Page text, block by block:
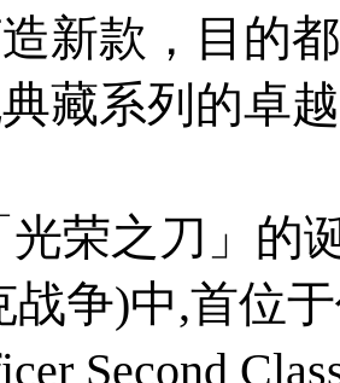
新款，目的
藏系列的卓
荣之刀」的
战争)中,首位
Second